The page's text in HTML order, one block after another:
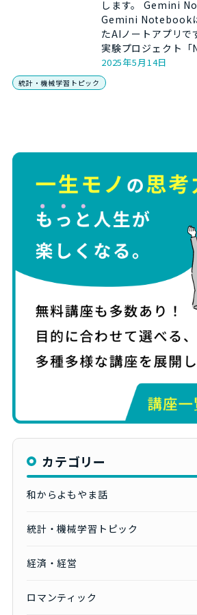
します。 Gemini
Gemini Notebook
たAIノートアプリ
実験プロジェクト
2025年5月14日
統計・機械学習トピック
カテゴリー
和からよもやま話
統計・機械学習トピック
経済・経営
ロマンティック